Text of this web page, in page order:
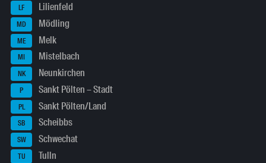
LF Lilienfeld
MD Mödling
ME Melk
MI Mistelbach
NK Neunkirchen
P Sankt Pölten – Stadt
PL Sankt Pölten/Land
SB Scheibbs
SW Schwechat
TU Tulln